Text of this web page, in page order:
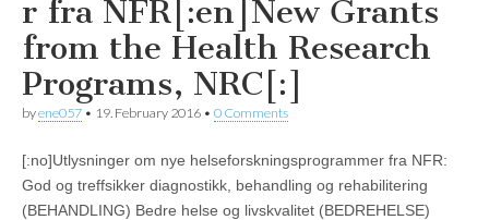
r fra NFR[:en]New Grants
from the Health Research
Programs, NRC[:]
byene057 • 19. February 2016 • 0 Comments
[:no]Utlysninger om nye helseforskningsprogrammer fra NFR:
God og treffsikker diagnostikk, behandling og rehabilitering
(BEHANDLING) Bedre helse og livskvalitet (BEDREHELSE)